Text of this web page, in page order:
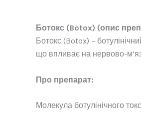
Ботокс (Botox) (опис
Ботокс (Botox) –
що впливає на нервово-
Про препарат:
Молекула ботулінічного